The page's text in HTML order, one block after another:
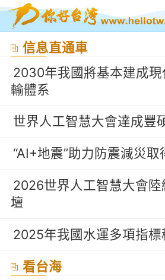
信息直通車
2030年我國將基本建成
輸體系
世界人工智慧大會達成豐
“AI+地震”助力防震減災取
2026世界人工智慧大會
壇
2025年我國水運多項指
看台海